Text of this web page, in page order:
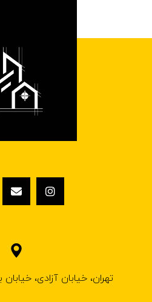
تهران، خیابان آزادی، خیابان